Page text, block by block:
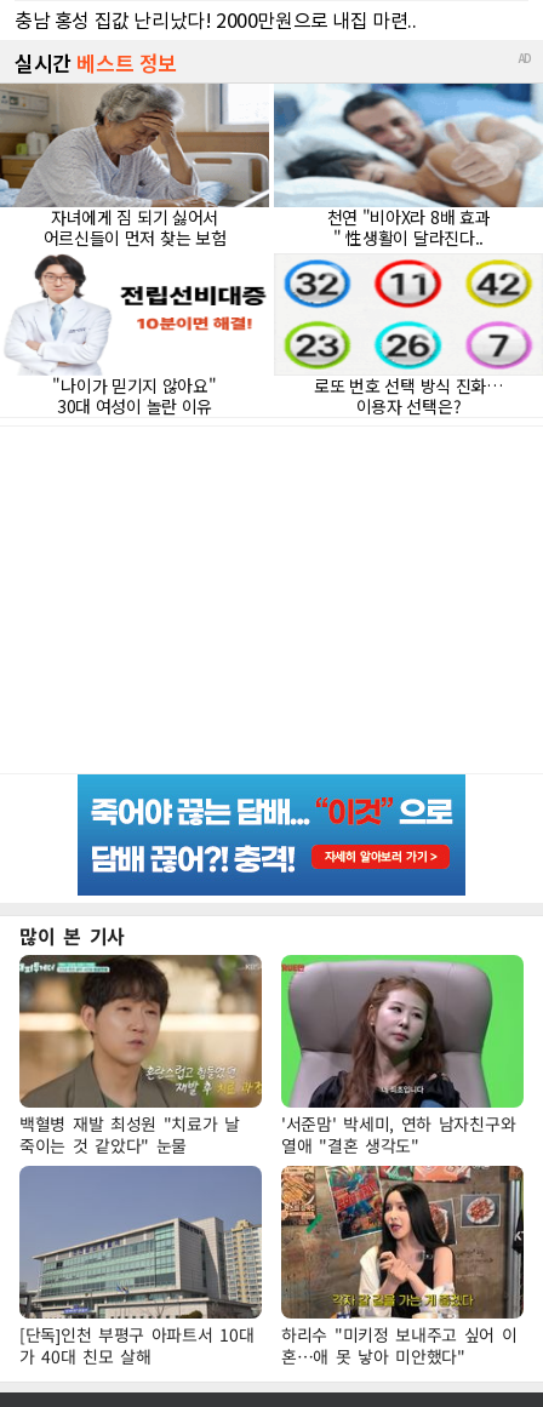
많이 본 기사
백혈병 재발 최성원 "치료가 날
죽이는 것 같았다" 눈물
'서준맘' 박세미, 연하 남자친구와
열애 "결혼 생각도"
[단독]인천 부평구 아파트서 10대
가 40대 친모 살해
하리수 "미키정 보내주고 싶어 이
혼…애 못 낳아 미안했다"